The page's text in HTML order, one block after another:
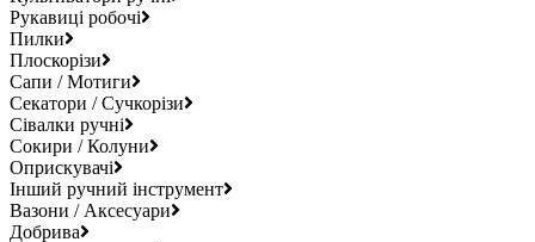
Рукавиці робочі
Пилки
Плоскорізи
Сапи / Мотиги
Секатори / Сучкорізи
Сівалки ручні
Сокири / Колуни
Оприскувачі
Інший ручний інструмент
Вазони / Аксесуари
Добрива